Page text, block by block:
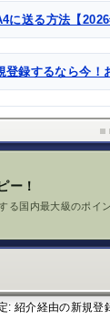
に送る方法【
登録するなら今
ー！
る国内最大級のポイ
: 紹介経由の新規